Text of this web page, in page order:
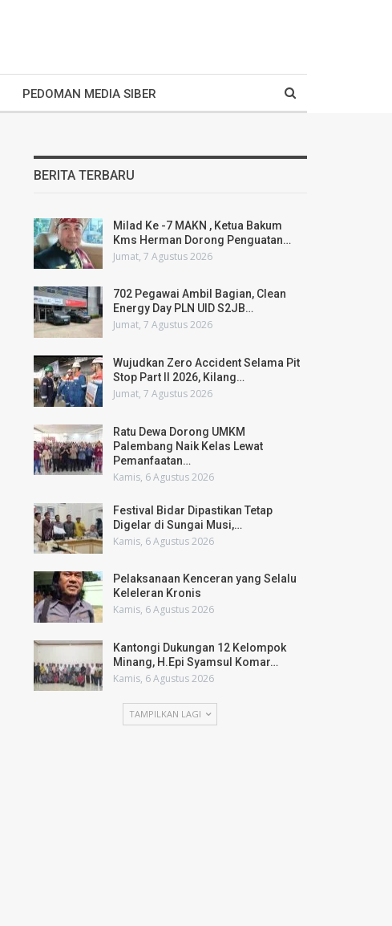
PEDOMAN MEDIA SIBER
BERITA TERBARU
Milad Ke -7 MAKN , Ketua Bakum
Kms Herman Dorong Penguatan…
Jumat, 7 Agustus 2026
702 Pegawai Ambil Bagian, Clean
Energy Day PLN UID S2JB…
Jumat, 7 Agustus 2026
Wujudkan Zero Accident Selama Pit
Stop Part II 2026, Kilang…
Jumat, 7 Agustus 2026
Ratu Dewa Dorong UMKM
Palembang Naik Kelas Lewat
Pemanfaatan…
Kamis, 6 Agustus 2026
Festival Bidar Dipastikan Tetap
Digelar di Sungai Musi,…
Kamis, 6 Agustus 2026
Pelaksanaan Kenceran yang Selalu
Keleleran Kronis
Kamis, 6 Agustus 2026
Kantongi Dukungan 12 Kelompok
Minang, H.Epi Syamsul Komar…
Kamis, 6 Agustus 2026
TAMPILKAN LAGI